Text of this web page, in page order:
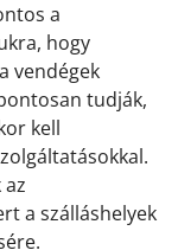
a
hogy
vendégek
tudják,
kell
a szálláshelyek